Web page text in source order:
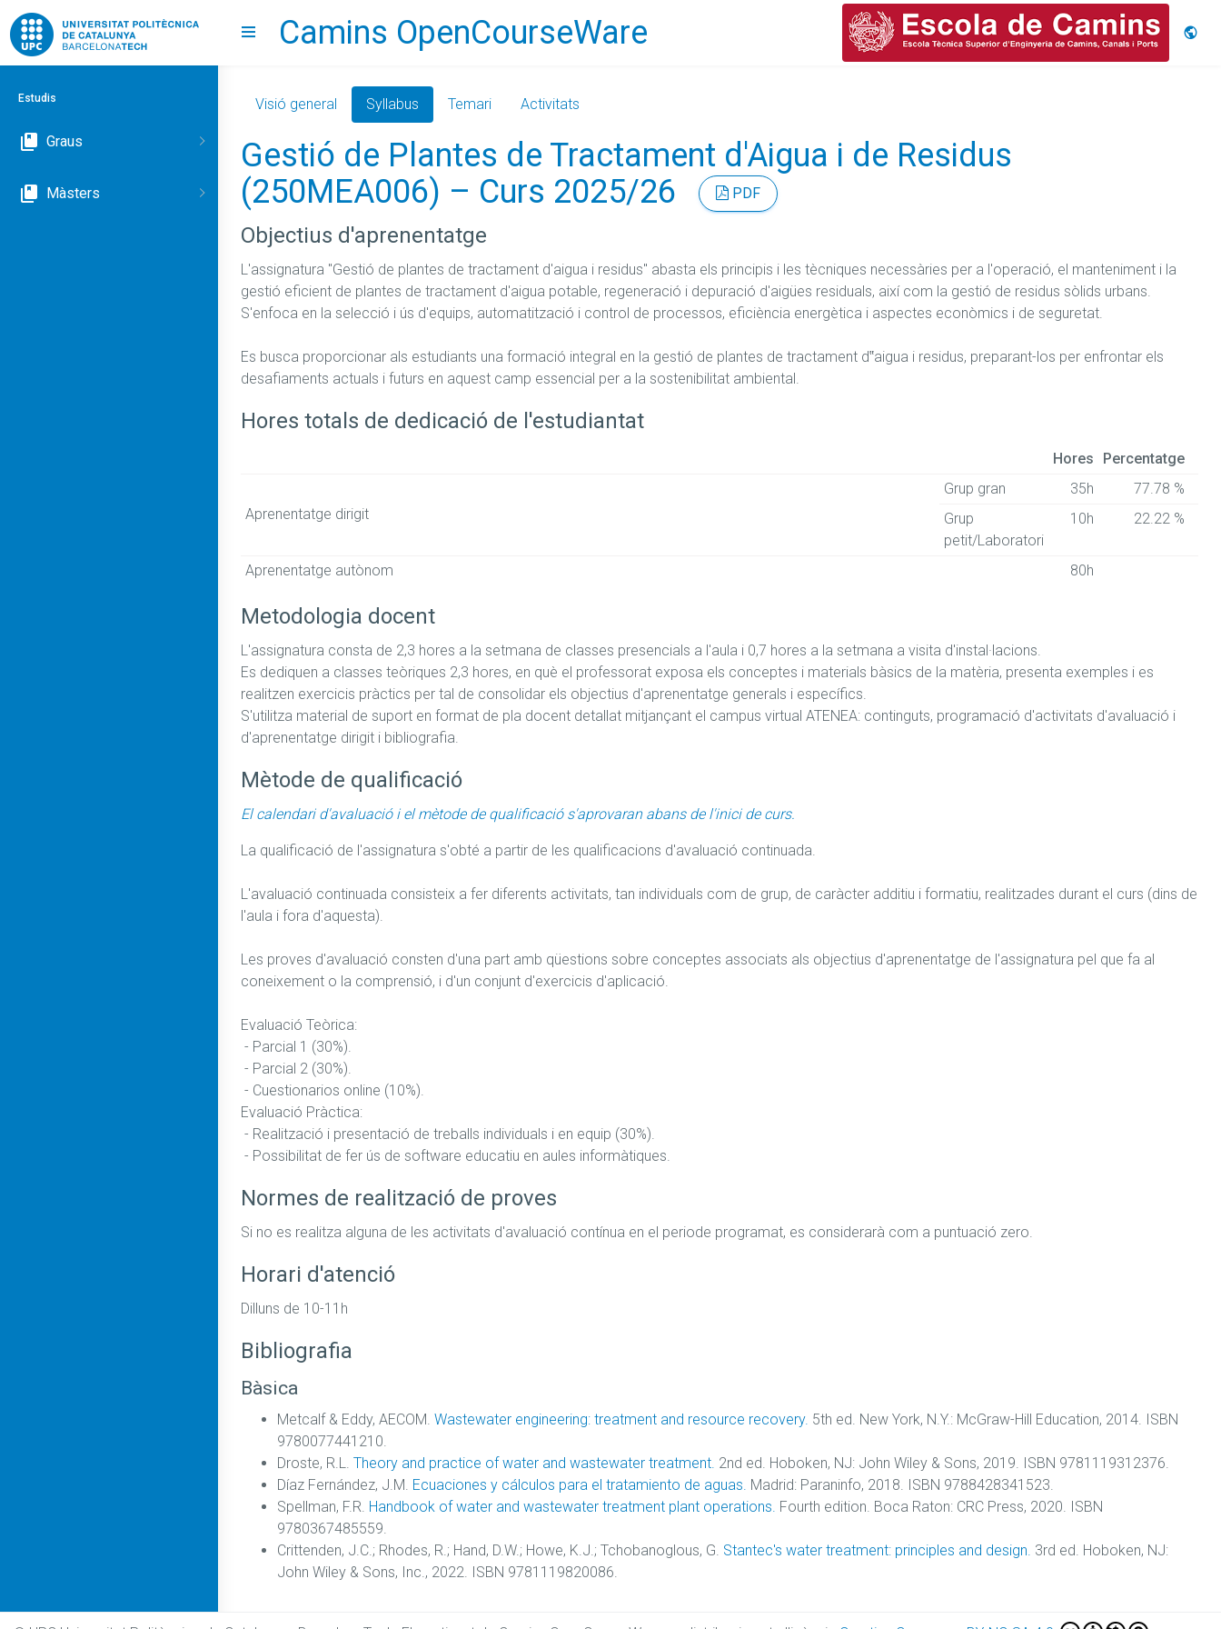
Go to upc.edu Show menuCamins OpenCourseWare
Estudis
Graus
Màsters
Visió general Syllabus Temari Activitats
Gestió de Plantes de Tractament d'Aigua i de Residus
(250MEA006) – Curs 2025/26
PDF
Objectius d'aprenentatge
L'assignatura "Gestió de plantes de tractament d'aigua i residus" abasta els principis i les tècniques necessàries per a l'operació, el manteniment i la
gestió eficient de plantes de tractament d'aigua potable, regeneració i depuració d'aigües residuals, així com la gestió de residus sòlids urbans.
S'enfoca en la selecció i ús d'equips, automatització i control de processos, eficiència energètica i aspectes econòmics i de seguretat.
Es busca proporcionar als estudiants una formació integral en la gestió de plantes de tractament d‟aigua i residus, preparant-los per enfrontar els
desafiaments actuals i futurs en aquest camp essencial per a la sostenibilitat ambiental.
Hores totals de dedicació de l'estudiantat
Hores Percentatge
Aprenentatge dirigit
Grup gran 35h
77.78 %
Grup
petit/Laboratori
10h 22.22 %
Aprenentatge autònom 80h
Metodologia docent
L'assignatura consta de 2,3 hores a la setmana de classes presencials a l'aula i 0,7 hores a la setmana a visita d'instal·lacions.
Es dediquen a classes teòriques 2,3 hores, en què el professorat exposa els conceptes i materials bàsics de la matèria, presenta exemples i es
realitzen exercicis pràctics per tal de consolidar els objectius d'aprenentatge generals i específics.
S'utilitza material de suport en format de pla docent detallat mitjançant el campus virtual ATENEA: continguts, programació d'activitats d'avaluació i
Mètode de qualificació
El calendari d'avaluació i el mètode de qualificació s'aprovaran abans de l'inici de curs.
La qualificació de l'assignatura s'obté a partir de les qualificacions d'avaluació continuada.
L'avaluació continuada consisteix a fer diferents activitats, tan individuals com de grup, de caràcter additiu i formatiu, realitzades durant el curs (dins de
l'aula i fora d'aquesta).
Les proves d'avaluació consten d'una part amb qüestions sobre conceptes associats als objectius d'aprenentatge de l'assignatura pel que fa al
coneixement o la comprensió, i d'un conjunt d'exercicis d'aplicació.
Evaluació Teòrica:
Evaluació Pràctica:
- Possibilitat de fer ús de software educatiu en aules informàtiques.
Normes de realització de proves
Si no es realitza alguna de les activitats d'avaluació contínua en el periode programat, es considerarà com a puntuació zero.
Horari d'atenció
Dilluns de 10-11h
Bibliografia
Bàsica
Metcalf & Eddy, AECOM. Wastewater engineering: treatment and resource recovery. 5th ed. New York, N.Y.: McGraw-Hill Education, 2014. ISBN
9780077441210.
Droste, R.L. Theory and practice of water and wastewater treatment. 2nd ed. Hoboken, NJ: John Wiley & Sons, 2019. ISBN 9781119312376.
Díaz Fernández, J.M. Ecuaciones y cálculos para el tratamiento de aguas. Madrid: Paraninfo, 2018. ISBN 9788428341523.
Spellman, F.R. Handbook of water and wastewater treatment plant operations. Fourth edition. Boca Raton: CRC Press, 2020. ISBN
9780367485559.
Crittenden, J.C.; Rhodes, R.; Hand, D.W.; Howe, K.J.; Tchobanoglous, G. Stantec's water treatment: principles and design. 3rd ed. Hoboken, NJ:
John Wiley & Sons, Inc., 2022. ISBN 9781119820086.